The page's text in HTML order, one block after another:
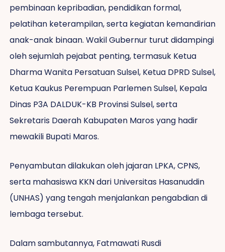
pembinaan kepribadian, pendidikan formal,
pelatihan keterampilan, serta kegiatan kemandirian
anak-anak binaan. Wakil Gubernur turut didampingi
oleh sejumlah pejabat penting, termasuk Ketua
Dharma Wanita Persatuan Sulsel, Ketua DPRD Sulsel,
Ketua Kaukus Perempuan Parlemen Sulsel, Kepala
Dinas P3A DALDUK-KB Provinsi Sulsel, serta
Sekretaris Daerah Kabupaten Maros yang hadir
mewakili Bupati Maros.
Penyambutan dilakukan oleh jajaran LPKA, CPNS,
serta mahasiswa KKN dari Universitas Hasanuddin
(UNHAS) yang tengah menjalankan pengabdian di
lembaga tersebut.
Dalam sambutannya, Fatmawati Rusdi